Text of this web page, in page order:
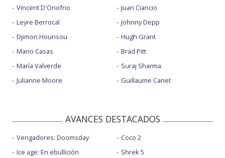
Vincent D'Onofrio
Leyre Berrocal
Djimon Hounsou
Mario Casas
María Valverde
Julianne Moore
Juan Ciancio
Johnny Depp
Hugh Grant
Brad Pitt
Suraj Sharma
Guillaume Canet
AVANCES DESTACADOS
Vengadores: Doomsday
Ice age: En ebullición
Coco 2
Shrek 5